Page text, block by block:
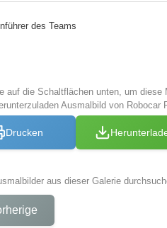
des Teams
auf die Schaltflächen unten, um
Ausmalbild von Robocar
Drucken
aus dieser Galerie